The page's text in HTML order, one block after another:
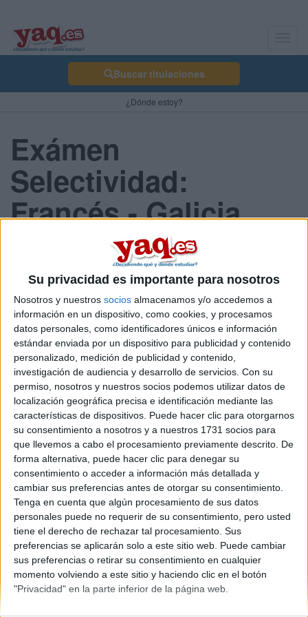
Su privacidad es importante para nosotros
Nosotros y nuestros socios almacenamos y/o accedemos a
información en un dispositivo, como cookies, y procesamos
datos personales, como identificadores únicos e información
estándar enviada por un dispositivo para publicidad y contenido
personalizado, medición de publicidad y contenido,
investigación de audiencia y desarrollo de servicios. Con su
permiso, nosotros y nuestros socios podemos utilizar datos de
localización geográfica precisa e identificación mediante las
características de dispositivos. Puede hacer clic para otorgarnos
su consentimiento a nosotros y a nuestros 1731 socios para
que llevemos a cabo el procesamiento previamente descrito. De
forma alternativa, puede hacer clic para denegar su
consentimiento o acceder a información más detallada y
cambiar sus preferencias antes de otorgar su consentimiento.
Tenga en cuenta que algún procesamiento de sus datos
personales puede no requerir de su consentimiento, pero usted
tiene el derecho de rechazar tal procesamiento. Sus
preferencias se aplicarán solo a este sitio web. Puede cambiar
sus preferencias o retirar su consentimiento en cualquier
momento volviendo a este sitio y haciendo clic en el botón
"Privacidad" en la parte inferior de la página web.
Buscar titulaciones
¿Dónde estoy?
Exámen
Selectividad:
Francés - Galicia
2013 Junio
Comunidad:
Galicia
Año del examen:
2013
Mes de examen:
Junio
Asignatura:
Francés
Descripción del fichero:
Fichero Examen:
ex-men-selectividad-franc-s-galicia-2013-junio.mp3
Quiénes somos |Contactar|Anúnciate
Aviso legal|Politica de privacidad|Condiciones generales|
de cookies